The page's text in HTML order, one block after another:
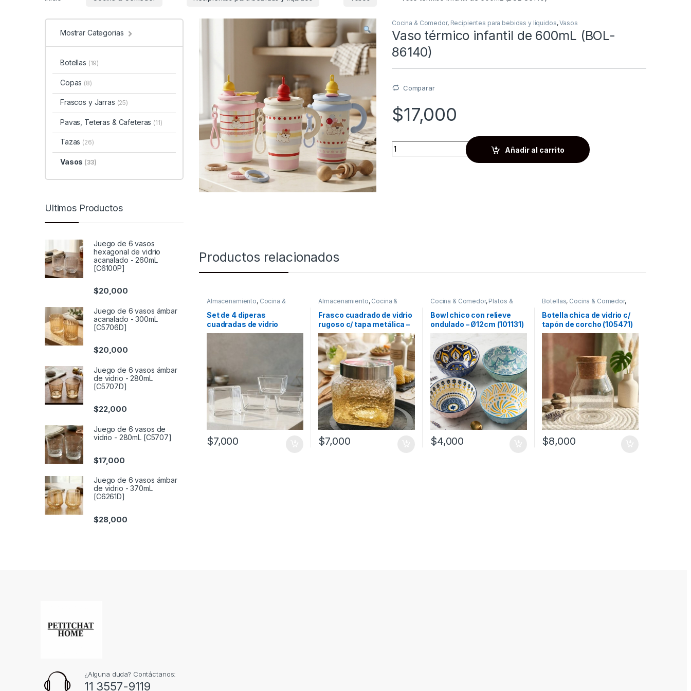
Cocina & Comedor, Recipientes para bebidas y líquidos,Vasos
Vaso térmico infantil de 600mL (BOL-
86140)
Comparar
$17,000
Quantity
Añadir al carrito
Productos relacionados
Almacenamiento, Cocina &
Platos & Bowls
Set de 4 diperas
cuadradas de vidrio
[4967162]
$7,000
Almacenamiento, Cocina &
Frascos y Jarras
Recipientes para bebidas y
líquidos
Frasco cuadrado de vidrio
rugoso c/ tapa metálica –
1.1L [A1131]
$7,000
Cocina & Comedor, Platos &
Bowl chico con relieve
ondulado – Ø12cm (101131)
$4,000
Botellas, Cocina & Comedor,
Recipientes para bebidas y
líquidos
Botella chica de vidrio c/
tapón de corcho (105471)
$8,000
Mostrar Categorias
Botellas (19)
Copas (8)
Frascos y Jarras (25)
Pavas, Teteras & Cafeteras (11)
Tazas (26)
Vasos (33)
Ultimos Productos
Juego de 6 vasos
hexagonal de vidrio
acanalado - 260mL
[C6100P]
$20,000
Juego de 6 vasos ámbar
acanalado - 300mL
[C5706D]
$20,000
Juego de 6 vasos ámbar
de vidrio - 280mL
[C5707D]
$22,000
Juego de 6 vasos de
vidrio - 280mL [C5707]
$17,000
Juego de 6 vasos ámbar
de vidrio - 370mL
[C6261D]
$28,000
¿Alguna duda? Contáctanos:
11 3557-9119